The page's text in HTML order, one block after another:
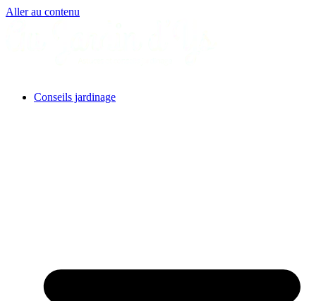
Aller au contenu
Conseils jardinage